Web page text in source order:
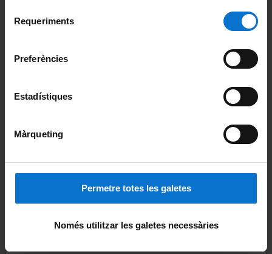
consultar laPolítica de galetes del lloc web de la
Requeriments
Preferències
Estadístiques
Màrqueting
Permetre totes les galetes
Només utilitzar les galetes necessàries
Torna a tota l'actualitat
Inici CRBA
Web de Consulta de Col·leccions
Cursos d'Il·lustració Científica i Fotografia de Natura